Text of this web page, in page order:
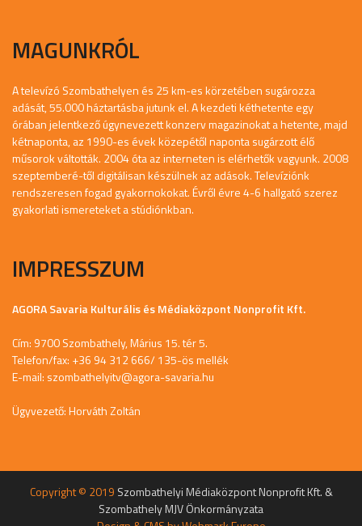
MAGUNKRÓL
A televízó Szombathelyen és 25 km-es körzetében sugározza
adását, 55.000 háztartásba jutunk el. A kezdeti kéthetente egy
órában jelentkező úgynevezett konzerv magazinokat a hetente, majd
kétnaponta, az 1990-es évek közepétől naponta sugárzott élő
műsorok váltották. 2004 óta az interneten is elérhetők vagyunk. 2008
szeptemberé-től digitálisan készülnek az adások. Televíziónk
rendszeresen fogad gyakornokokat. Évről évre 4-6 hallgató szerez
gyakorlati ismereteket a stúdiónkban.
IMPRESSZUM
AGORA Savaria Kulturális és Médiaközpont Nonprofit Kft.
Cím: 9700 Szombathely, Márius 15. tér 5.
Telefon/fax: +36 94 312 666/ 135-ös mellék
E-mail: szombathelyitv@agora-savaria.hu
Ügyvezető: Horváth Zoltán
Copyright © 2019 Szombathelyi Médiaközpont Nonprofit Kft. &
Szombathely MJV Önkormányzata